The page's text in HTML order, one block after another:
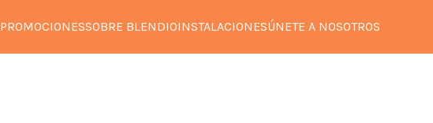
PROMOCIONESSOBRE BLENDIOINSTALACIONESÚNETE A NOSOTROS